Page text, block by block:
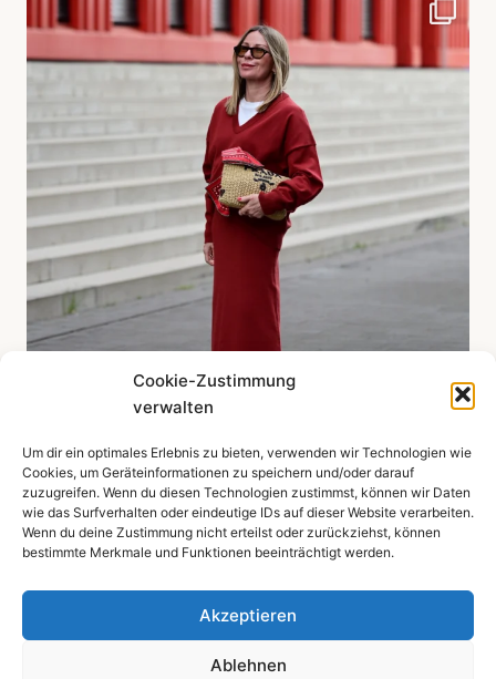
Cookie-Zustimmung
verwalten
Um dir ein optimales Erlebnis zu bieten, verwenden wir Technologien wie
Cookies, um Geräteinformationen zu speichern und/oder darauf
zuzugreifen. Wenn du diesen Technologien zustimmst, können wir Daten
wie das Surfverhalten oder eindeutige IDs auf dieser Website verarbeiten.
Wenn du deine Zustimmung nicht erteilst oder zurückziehst, können
bestimmte Merkmale und Funktionen beeinträchtigt werden.
Akzeptieren
Ablehnen
Mehr zeigen ...
Datenschutzerklärung